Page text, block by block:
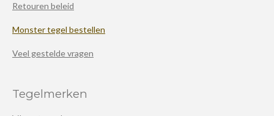
Retouren beleid
Monster tegel bestellen
Veel gestelde vragen
Tegelmerken